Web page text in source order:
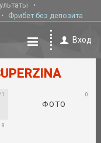
Фрибет без депозита
Вход
ФОТО
0
8